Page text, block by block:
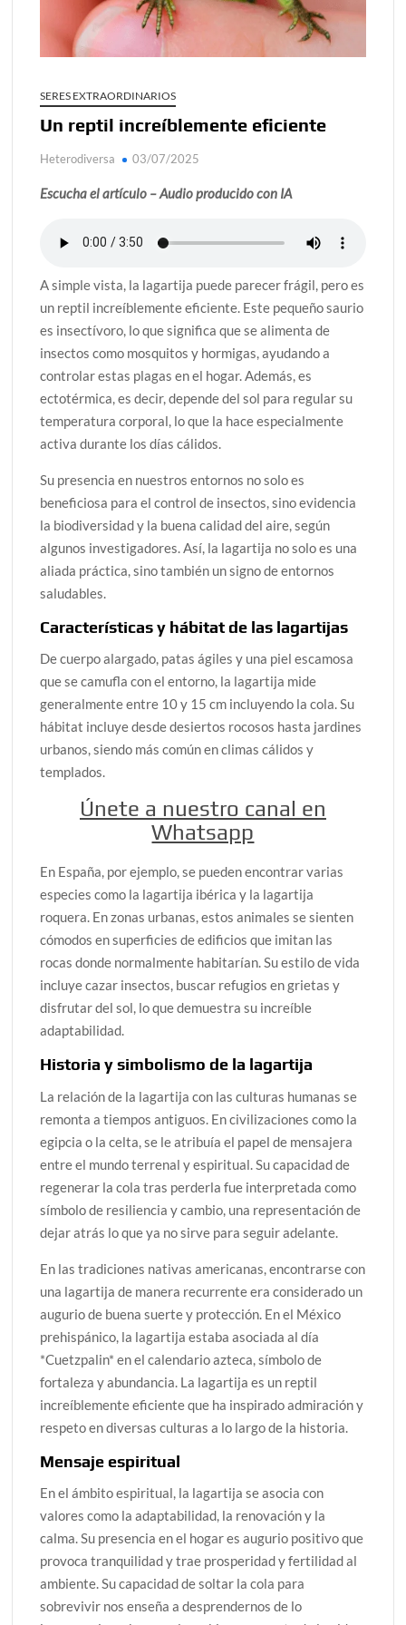
Día de Independencia 2026: de Patria Boba a Colombia
¿Podemos comunicarnos con seres de otros planos o
mundos?
Salud mental digital: cómo frenar la ansiedad que
¿Cómo descubrir esa conexión energética de la sexualidad
SERES EXTRAORDINARIOS
Un reptil increíblemente eficiente
Heterodiversa 03/07/2025
Escucha el artículo – Audio producido con IA
A simple vista, la lagartija puede parecer frágil, pero es
un reptil increíblemente eficiente. Este pequeño saurio
es insectívoro, lo que significa que se alimenta de
insectos como mosquitos y hormigas, ayudando a
controlar estas plagas en el hogar. Además, es
ectotérmica, es decir, depende del sol para regular su
temperatura corporal, lo que la hace especialmente
activa durante los días cálidos.
Su presencia en nuestros entornos no solo es
beneficiosa para el control de insectos, sino evidencia
la biodiversidad y la buena calidad del aire, según
algunos investigadores. Así, la lagartija no solo es una
aliada práctica, sino también un signo de entornos
saludables.
Características y hábitat de las lagartijas
De cuerpo alargado, patas ágiles y una piel escamosa
que se camufla con el entorno, la lagartija mide
generalmente entre 10 y 15 cm incluyendo la cola. Su
hábitat incluye desde desiertos rocosos hasta jardines
urbanos, siendo más común en climas cálidos y
templados.
Únete a nuestro canal en
Whatsapp
En España, por ejemplo, se pueden encontrar varias
especies como la lagartija ibérica y la lagartija
roquera. En zonas urbanas, estos animales se sienten
cómodos en superficies de edificios que imitan las
rocas donde normalmente habitarían. Su estilo de vida
incluye cazar insectos, buscar refugios en grietas y
disfrutar del sol, lo que demuestra su increíble
adaptabilidad.
Historia y simbolismo de la lagartija
La relación de la lagartija con las culturas humanas se
remonta a tiempos antiguos. En civilizaciones como la
egipcia o la celta, se le atribuía el papel de mensajera
entre el mundo terrenal y espiritual. Su capacidad de
regenerar la cola tras perderla fue interpretada como
símbolo de resiliencia y cambio, una representación de
dejar atrás lo que ya no sirve para seguir adelante.
En las tradiciones nativas americanas, encontrarse con
una lagartija de manera recurrente era considerado un
augurio de buena suerte y protección. En el México
prehispánico, la lagartija estaba asociada al día
*Cuetzpalin* en el calendario azteca, símbolo de
fortaleza y abundancia. La lagartija es un reptil
increíblemente eficiente que ha inspirado admiración y
respeto en diversas culturas a lo largo de la historia.
Mensaje espiritual
En el ámbito espiritual, la lagartija se asocia con
valores como la adaptabilidad, la renovación y la
calma. Su presencia en el hogar es augurio positivo que
provoca tranquilidad y trae prosperidad y fertilidad al
ambiente. Su capacidad de soltar la cola para
sobrevivir nos enseña a desprendernos de lo